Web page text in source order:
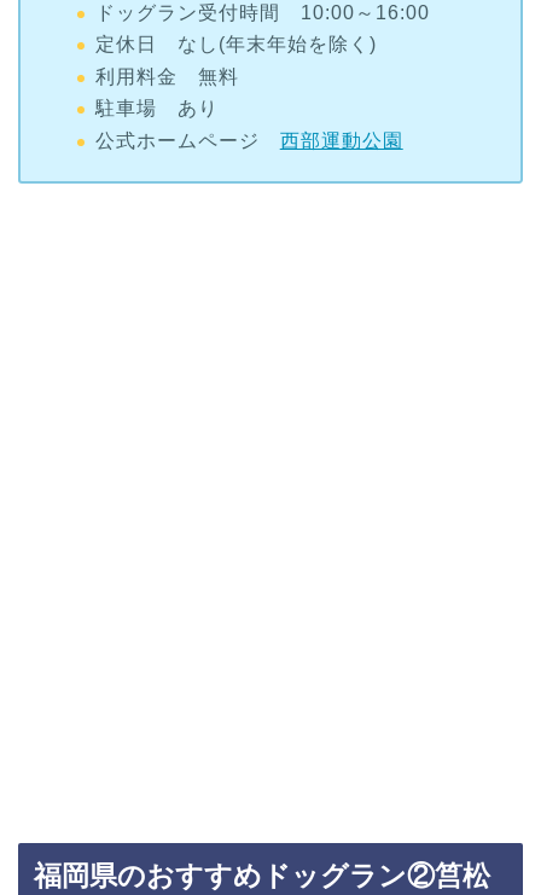
ドッグラン受付時間 10:00～16:00
定休日 なし(年末年始を除く)
利用料金 無料
駐車場 あり
公式ホームページ 西部運動公園
福岡県のおすすめドッグラン②筥松